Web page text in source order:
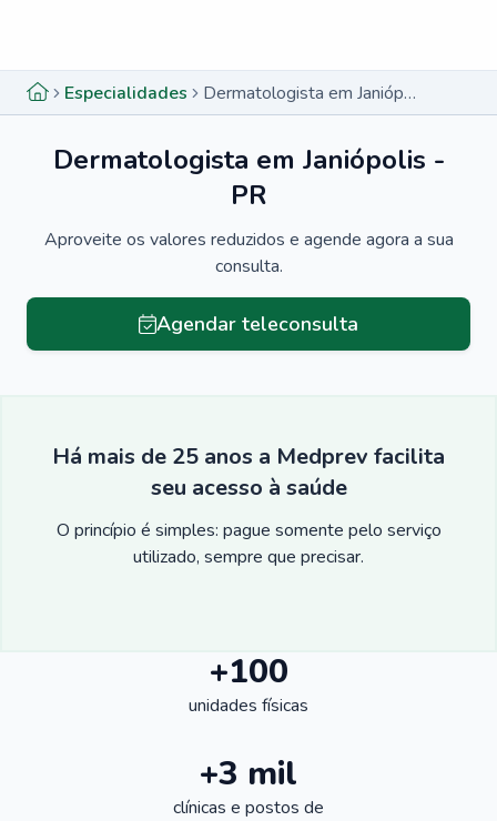
Especialidades Dermatologista em Janiópolis - PR
Dermatologista em Janiópolis -
PR
Aproveite os valores reduzidos e agende agora a sua
consulta.
Agendar teleconsulta
Há mais de 25 anos a Medprev facilita
seu acesso à saúde
O princípio é simples: pague somente pelo serviço
utilizado, sempre que precisar.
+100
unidades físicas
+3 mil
clínicas e postos de